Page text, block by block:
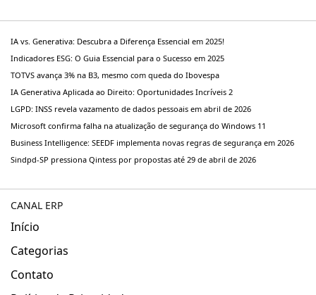
IA vs. Generativa: Descubra a Diferença Essencial em 2025!
Indicadores ESG: O Guia Essencial para o Sucesso em 2025
TOTVS avança 3% na B3, mesmo com queda do Ibovespa
IA Generativa Aplicada ao Direito: Oportunidades Incríveis 2
LGPD: INSS revela vazamento de dados pessoais em abril de 2026
Microsoft confirma falha na atualização de segurança do Windows 11
Business Intelligence: SEEDF implementa novas regras de segurança em 2026
Sindpd-SP pressiona Qintess por propostas até 29 de abril de 2026
CANAL ERP
Início
Categorias
Contato